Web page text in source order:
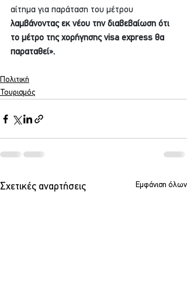
αίτημα για παράταση του μέτρου
λαμβάνοντας εκ νέου την διαβεβαίωση ότι
το μέτρο της χορήγησης visa express θα
παραταθεί».
Πολιτική
Τουρισμός
Σχετικές αναρτήσεις Εμφάνιση όλων